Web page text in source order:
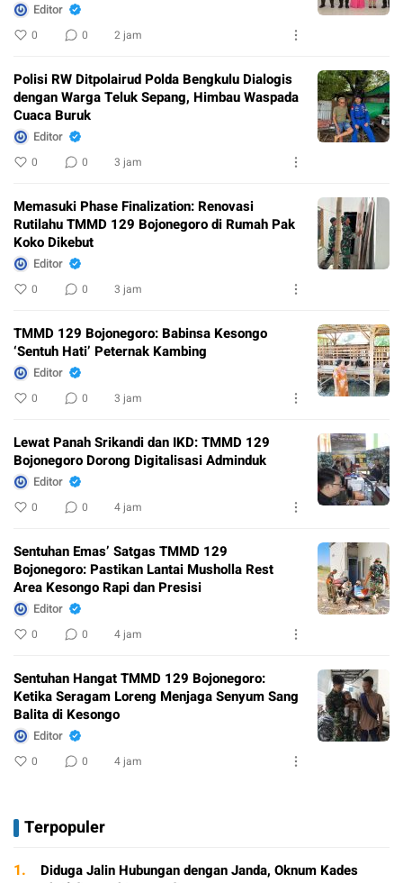
Editor
0 0 2 jam
Polisi RW Ditpolairud Polda Bengkulu Dialogis
dengan Warga Teluk Sepang, Himbau Waspada
Cuaca Buruk
Editor
0 0 3 jam
Memasuki Phase Finalization: Renovasi
Rutilahu TMMD 129 Bojonegoro di Rumah Pak
Koko Dikebut
Editor
0 0 3 jam
TMMD 129 Bojonegoro: Babinsa Kesongo
‘Sentuh Hati’ Peternak Kambing
Editor
0 0 3 jam
Lewat Panah Srikandi dan IKD: TMMD 129
Bojonegoro Dorong Digitalisasi Adminduk
Editor
0 0 4 jam
Sentuhan Emas’ Satgas TMMD 129
Bojonegoro: Pastikan Lantai Musholla Rest
Area Kesongo Rapi dan Presisi
Editor
0 0 4 jam
Sentuhan Hangat TMMD 129 Bojonegoro:
Ketika Seragam Loreng Menjaga Senyum Sang
Balita di Kesongo
Editor
0 0 4 jam
Terpopuler
1.
Diduga Jalin Hubungan dengan Janda, Oknum Kades